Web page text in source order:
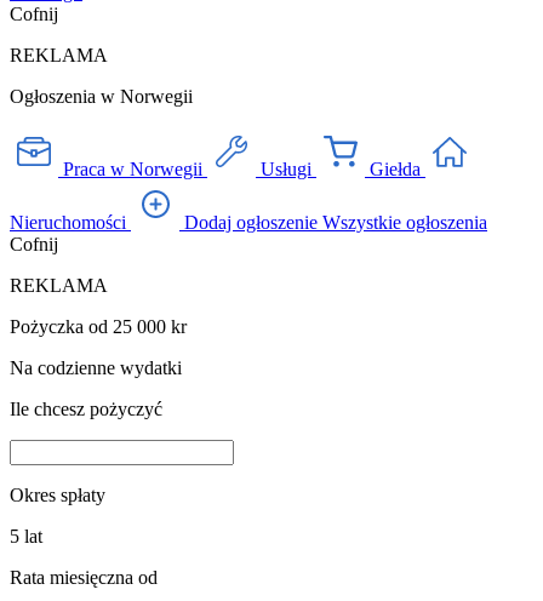
Cofnij
REKLAMA
Ogłoszenia w Norwegii
Praca w Norwegii Usługi Giełda
Nieruchomości Dodaj ogłoszenie Wszystkie ogłoszenia
Cofnij
REKLAMA
Pożyczka od 25 000 kr
Na codzienne wydatki
Ile chcesz pożyczyć
Okres spłaty
5 lat
Rata miesięczna od